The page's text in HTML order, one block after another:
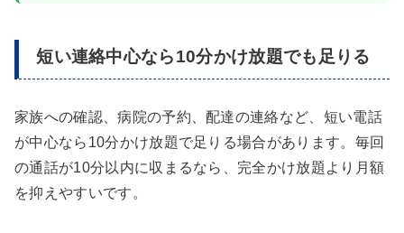
短い連絡中心なら10分かけ放題でも足りる
家族への確認、病院の予約、配達の連絡など、短い電話
が中心なら10分かけ放題で足りる場合があります。毎回
の通話が10分以内に収まるなら、完全かけ放題より月額
を抑えやすいです。